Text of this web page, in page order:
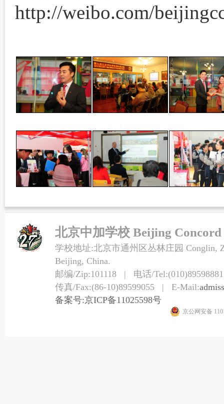
http://weibo.com/
北京中加学校 Beijing Concord
学校地址:北京市通州区丛林庄园 Conglin,
Beijing, China.
邮编/Zip:101118 | 电话/
传真/Fax:(86-10)89599055 | E-Mail:
备案号:京ICP备11025598号
京公网安备